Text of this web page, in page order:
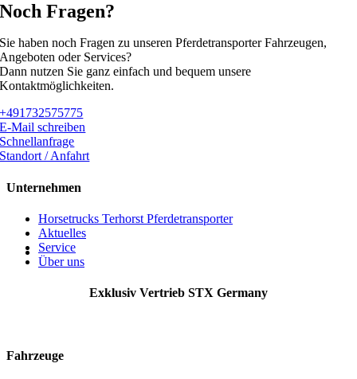
Noch Fragen?
Sie haben noch Fragen zu unseren Pferdetransporter Fahrzeugen,
Angeboten oder Services?
Dann nutzen Sie ganz einfach und bequem unsere
Kontaktmöglichkeiten.
+491732575775
E-Mail schreiben
Schnellanfrage
Standort / Anfahrt
Unternehmen
Horsetrucks Terhorst Pferdetransporter
Aktuelles
Service
Über uns
Exklusiv Vertrieb STX Germany
Fahrzeuge